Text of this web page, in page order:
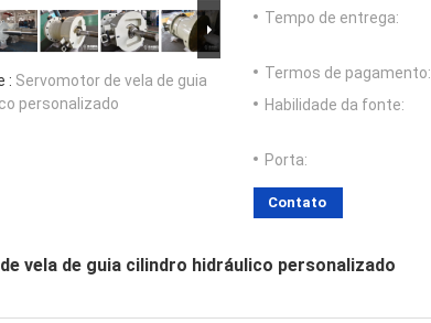
: Servomotor de vela de guia
personalizado
Tempo de entrega:
Termos de pagamento:
Habilidade da fonte:
Porta:
Contato
vela de guia cilindro hidráulico personalizado